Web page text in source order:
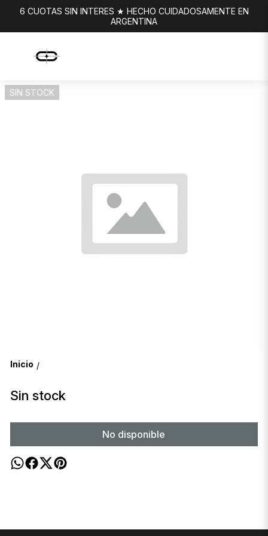
6 CUOTAS SIN INTERES ★ HECHO CUIDADOSAMENTE EN
ARGENTINA
SIN STOCK
Inicio /
Sin stock
No disponible